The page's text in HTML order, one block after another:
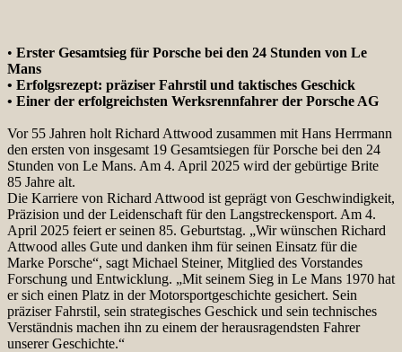
• Erster Gesamtsieg für Porsche bei den 24 Stunden von Le
Mans
• Erfolgsrezept: präziser Fahrstil und taktisches Geschick
• Einer der erfolgreichsten Werksrennfahrer der Porsche AG
Vor 55 Jahren holt Richard Attwood zusammen mit Hans Herrmann
den ersten von insgesamt 19 Gesamtsiegen für Porsche bei den 24
Stunden von Le Mans. Am 4. April 2025 wird der gebürtige Brite
85 Jahre alt.
Die Karriere von Richard Attwood ist geprägt von Geschwindigkeit,
Präzision und der Leidenschaft für den Langstreckensport. Am 4.
April 2025 feiert er seinen 85. Geburtstag. „Wir wünschen Richard
Attwood alles Gute und danken ihm für seinen Einsatz für die
Marke Porsche“, sagt Michael Steiner, Mitglied des Vorstandes
Forschung und Entwicklung. „Mit seinem Sieg in Le Mans 1970 hat
er sich einen Platz in der Motorsportgeschichte gesichert. Sein
präziser Fahrstil, sein strategisches Geschick und sein technisches
Verständnis machen ihn zu einem der herausragendsten Fahrer
unserer Geschichte.“